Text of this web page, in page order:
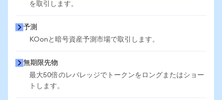
を取引します。
予測
KOonと暗号資産予測市場で取引します。
無期限先物
最大50倍のレバレッジでトークンをロングまたはショー
トします。